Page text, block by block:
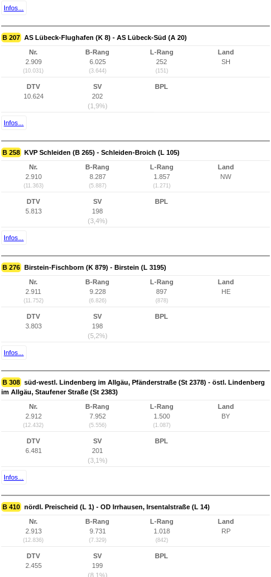
Infos...
B 207 AS Lübeck-Flughafen (K 8) - AS Lübeck-Süd (A 20)
Nr.
2.909
(10.031)
B-Rang
6.025
(3.644)
L-Rang
252
(151)
Land
SH
DTV
10.624
SV
202
(1,9%)
BPL
Infos...
B 258 KVP Schleiden (B 265) - Schleiden-Broich (L 105)
Nr.
2.910
(11.363)
B-Rang
8.287
(5.887)
L-Rang
1.857
(1.271)
Land
NW
DTV
5.813
SV
198
(3,4%)
BPL
Infos...
B 276 Birstein-Fischborn (K 879) - Birstein (L 3195)
Nr.
2.911
(11.752)
B-Rang
9.228
(6.826)
L-Rang
897
(878)
Land
HE
DTV
3.803
SV
198
(5,2%)
BPL
Infos...
B 308 süd-westl. Lindenberg im Allgäu, Pfänderstraße (St 2378) - östl. Lindenberg
im Allgäu, Staufener Straße (St 2383)
Nr.
2.912
(12.432)
B-Rang
7.952
(5.556)
L-Rang
1.500
(1.087)
Land
BY
DTV
6.481
SV
201
(3,1%)
BPL
Infos...
B 410 nördl. Preischeid (L 1) - OD Irrhausen, Irsentalstraße (L 14)
Nr.
2.913
(12.836)
B-Rang
9.731
(7.329)
L-Rang
1.018
(842)
Land
RP
DTV
2.455
SV
199
(8,1%)
BPL